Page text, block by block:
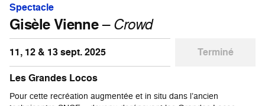
Spectacle
Gisèle Vienne–Crowd
11, 12 & 13 sept. 2025
Terminé
Les Grandes Locos
Pour cette recréation augmentée et in situ dans l’ancien